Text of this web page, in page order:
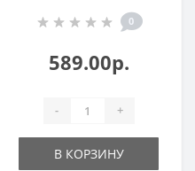
0
589.00р.
- +
В КОРЗИНУ